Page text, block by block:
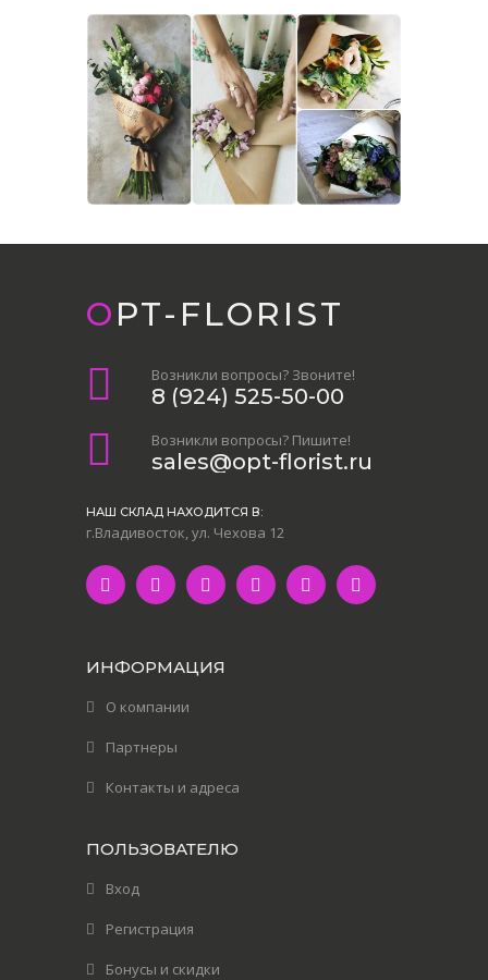
OPT-FLORIST
Возникли вопросы? Звоните!
8 (924) 525-50-00
Возникли вопросы? Пишите!
sales@opt-florist.ru
НАШ СКЛАД НАХОДИТСЯ В:
г.Владивосток, ул. Чехова 12
ИНФОРМАЦИЯ
О компании
Партнеры
Контакты и адреса
ПОЛЬЗОВАТЕЛЮ
Вход
Регистрация
Бонусы и скидки